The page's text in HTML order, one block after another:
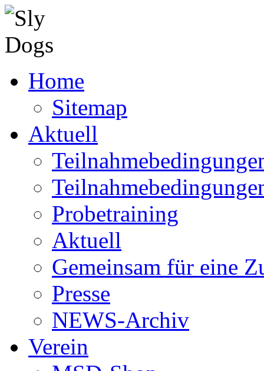
Home
Sitemap
Aktuell
Probetraining
Aktuell
Gemeinsam für eine
Presse
NEWS-Archiv
Verein